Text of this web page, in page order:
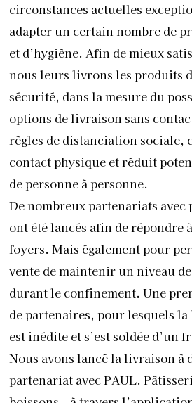
circonstances actuelles
adapter un certain nombre de
et d’hygiène. Afin de mieux
nous leurs livrons les produits
sécurité, dans la mesure du
options de livraison sans
règles de distanciation sociale,
contact physique et réduit
de personne à personne.
De nombreux partenariats avec
ont été lancés afin de répondre
foyers. Mais également pour
vente de maintenir un niveau
durant le confinement. Une
de partenaires, pour lesquels
est inédite et s’est soldée d’un
Nous avons lancé la livraison à
partenariat avec PAUL.